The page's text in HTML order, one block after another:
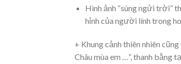
Hình ảnh “súng ngửi trời”
hỉnh của người lính trong
+ Khung cảnh thiên nhiên
Châu mùa em …”, thanh bằng